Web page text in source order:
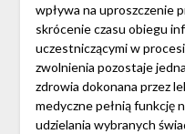
wpływa na uproszczenie
skrócenie czasu obiegu
uczestniczącymi w
zwolnienia pozostaje
zdrowia dokonana przez
medyczne pełnią funkcję
udzielania wybranych